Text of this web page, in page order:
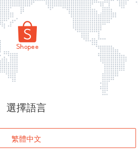
頁面無法顯示
登入
選擇語言
繁體中文